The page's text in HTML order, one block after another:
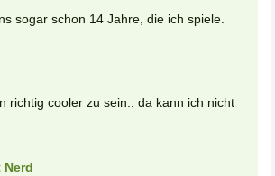
sogar schon 14 Jahre, die ich spiele.
richtig cooler zu sein.. da kann ich nicht
Nerd